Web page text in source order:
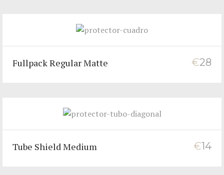
Fullpack Regular Matte €28
Tube Shield Medium €14